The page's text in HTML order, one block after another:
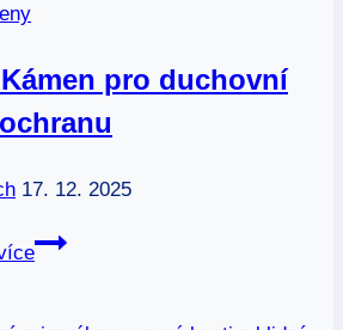
pro duchovní
17. 12. 2025
Sugilit: